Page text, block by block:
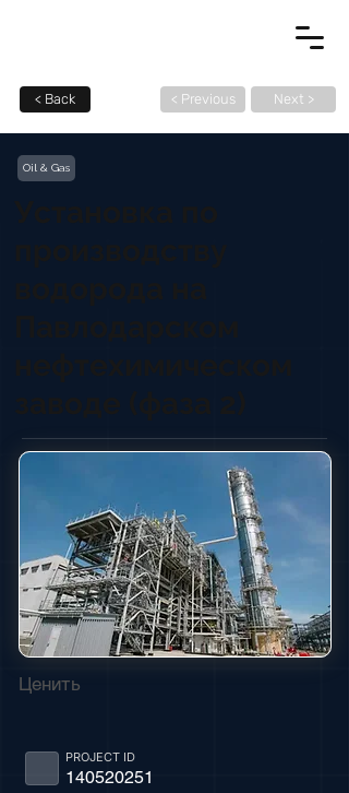
< Back < Previous Next >
Oil & Gas
Ценить
140520251
PROJECT ID